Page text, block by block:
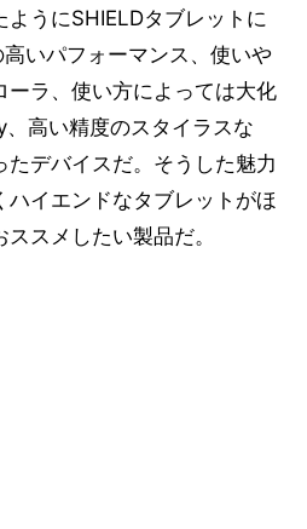
うにSHIELDタブレットに
いパフォーマンス、使いや
ーラ、使い方によっては大化
高い精度のスタイラスな
たデバイスだ。そうした魅力
ハイエンドなタブレットがほ
スメしたい製品だ。